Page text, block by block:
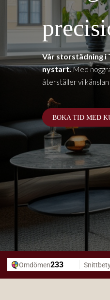
Vår storstädning i
nystart.Med
återställer vi
BOKA TID MED